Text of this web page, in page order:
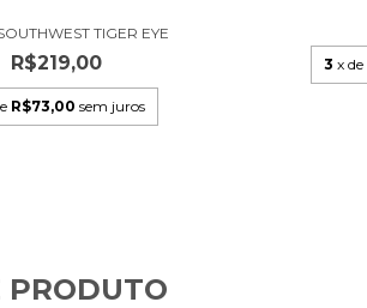
TIGER EYE
R$219,00
R$73,00 sem juros
3 x de
PRODUTO